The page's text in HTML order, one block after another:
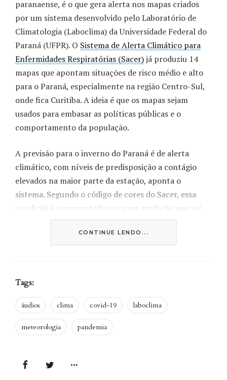
paranaense, é o que gera alerta nos mapas criados
por um sistema desenvolvido pelo Laboratório de
Climatologia (Laboclima) da Universidade Federal do
Paraná (UFPR). O Sistema de Alerta Climático para
Enfermidades Respiratórias (Sacer)já produziu 14
mapas que apontam situações de risco médio e alto
para o Paraná, especialmente na região Centro-Sul,
onde fica Curitiba. A ideia é que os mapas sejam
usados para embasar as políticas públicas e o
comportamento da população.
A previsão para o inverno do Paraná é de alerta
climático, com níveis de predisposição a contágio
elevados na maior parte da estação, aponta o
sistema. Segundo o código de cores do Sacer, essa
condição é representada por uma gradação que vai
maio os mapas indicam que as áreas com alertas mais
Branco e Guarapuava.
“O clima é um condicionante ambiental para a
Wilson Feltrim Roseghini, do Departamento de
CONTINUE LENDO...
Tags:
áudios clima covid-19 laboclima
meteorologia pandemia